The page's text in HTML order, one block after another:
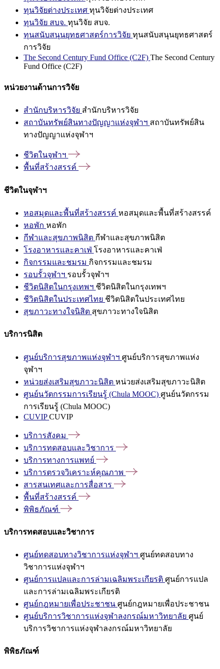
ทุนวิจัยต่างประเทศ ทุนวิจัยต่างประเทศ
ทุนวิจัย สบจ. ทุนวิจัย สบจ.
ทุนสนับสนุนยุทธศาสตร์การวิจัย ทุนสนับสนุนยุทธศาสตร์
การวิจัย
The Second Century Fund Office (C2F) The Second Century
Fund Office (C2F)
หน่วยงานด้านการวิจัย
สำนักบริหารวิจัย สำนักบริหารวิจัย
สถาบันทรัพย์สินทางปัญญาแห่งจุฬาฯ สถาบันทรัพย์สิน
ทางปัญญาแห่งจุฬาฯ
ชีวิตในจุฬาฯ
พื้นที่สร้างสรรค์
ชีวิตในจุฬาฯ
หอสมุดและพื้นที่สร้างสรรค์ หอสมุดและพื้นที่สร้างสรรค์
หอพัก หอพัก
กีฬาและสุขภาพนิสิต กีฬาและสุขภาพนิสิต
โรงอาหารและคาเฟ่ โรงอาหารและคาเฟ่
กิจกรรมและชมรม กิจกรรมและชมรม
รอบรั้วจุฬาฯ รอบรั้วจุฬาฯ
ชีวิตนิสิตในกรุงเทพฯ ชีวิตนิสิตในกรุงเทพฯ
ชีวิตนิสิตในประเทศไทย ชีวิตนิสิตในประเทศไทย
สุขภาวะทางใจนิสิต สุขภาวะทางใจนิสิต
บริการนิสิต
ศูนย์บริการสุขภาพแห่งจุฬาฯ ศูนย์บริการสุขภาพแห่ง
จุฬาฯ
หน่วยส่งเสริมสุขภาวะนิสิต หน่วยส่งเสริมสุขภาวะนิสิต
ศูนย์นวัตกรรมการเรียนรู้ (Chula MOOC) ศูนย์นวัตกรรม
การเรียนรู้ (Chula MOOC)
CUVIPCUVIP
บริการสังคม
บริการทดสอบและวิชาการ
บริการทางการแพทย์
บริการตรวจวิเคราะห์คุณภาพ
สารสนเทศและการสื่อสาร
พื้นที่สร้างสรรค์
พิพิธภัณฑ์
บริการทดสอบและวิชาการ
ศูนย์ทดสอบทางวิชาการแห่งจุฬาฯ ศูนย์ทดสอบทาง
วิชาการแห่งจุฬาฯ
ศูนย์การแปลและการล่ามเฉลิมพระเกียรติ ศูนย์การแปล
และการล่ามเฉลิมพระเกียรติ
ศูนย์กฎหมายเพื่อประชาชน ศูนย์กฎหมายเพื่อประชาชน
ศูนย์บริการวิชาการแห่งจุฬาลงกรณ์มหาวิทยาลัย ศูนย์
บริการวิชาการแห่งจุฬาลงกรณ์มหาวิทยาลัย
พิพิธภัณฑ์